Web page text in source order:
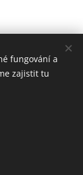
fungování a
zajistit tu